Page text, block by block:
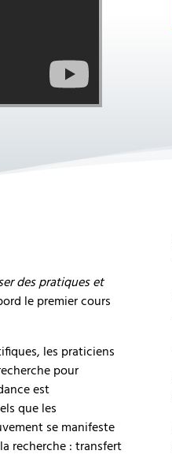
des pratiques et
le premier cours
les praticiens
pour
est
que les
se manifeste
recherche : transfert